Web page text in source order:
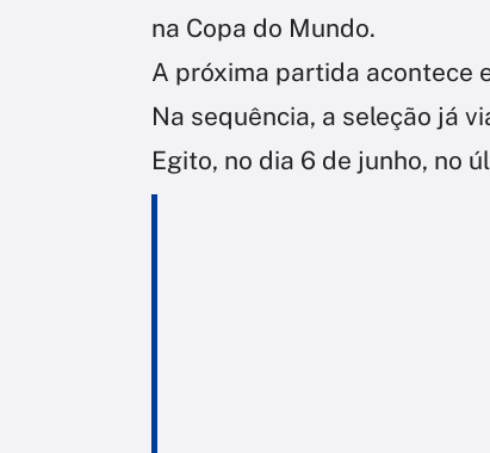
na Copa do Mundo.
A próxima partida acontece
Na sequência, a seleção já
Egito, no dia 6 de junho, no